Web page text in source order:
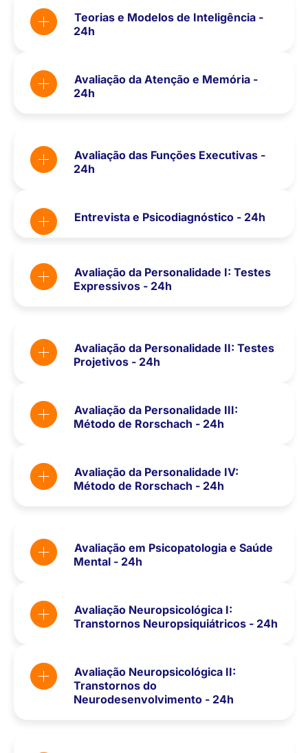
Teorias e Modelos de Inteligência -
24h
Avaliação da Atenção e Memória -
24h
Avaliação das Funções Executivas -
24h
Entrevista e Psicodiagnóstico - 24h
Avaliação da Personalidade I: Testes
Expressivos - 24h
Avaliação da Personalidade II: Testes
Projetivos - 24h
Avaliação da Personalidade III:
Método de Rorschach - 24h
Avaliação da Personalidade IV:
Método de Rorschach - 24h
Avaliação em Psicopatologia e Saúde
Mental - 24h
Avaliação Neuropsicológica I:
Transtornos Neuropsiquiátricos - 24h
Avaliação Neuropsicológica II:
Transtornos do
Neurodesenvolvimento - 24h